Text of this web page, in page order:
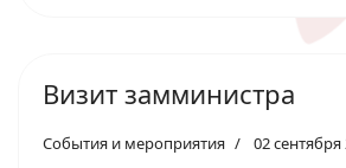
Визит замминистра
События и мероприятия 02 сентября